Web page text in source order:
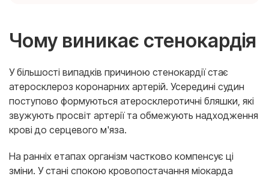
Чому виникає стенокардія
У більшості випадків причиною стенокардії стає
атеросклероз коронарних артерій. Усередині судин
поступово формуються атеросклеротичні бляшки, які
звужують просвіт артерії та обмежують надходження
крові до серцевого м'яза.
На ранніх етапах організм частково компенсує ці
зміни. У стані спокою кровопостачання міокарда